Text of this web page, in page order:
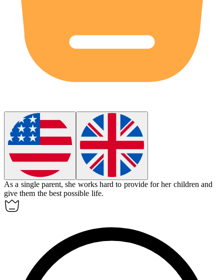
As a single parent, she works hard to provide for her children and
give them the best possible life.